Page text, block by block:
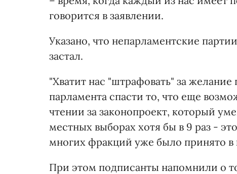
говорится в заявлении.
Указано, что непарламентские
застал.
"Хватит нас "штрафовать" за
парламента спасти то, что еще
чтении за законопроект, который
местных выборах хотя бы в 9 раз -
многих фракций уже было принято в
При этом подписанты напомнили о